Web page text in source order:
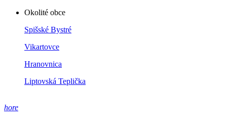
Okolité obce
Spišské Bystré
Vikartovce
Hranovnica
Liptovská Teplička
hore